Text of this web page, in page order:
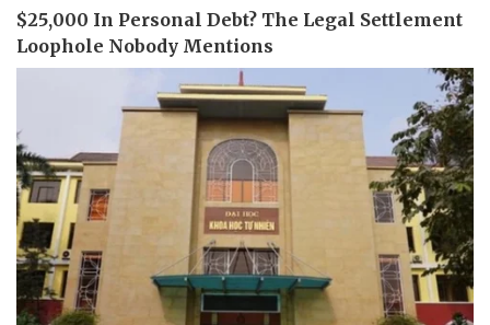
Doanh nghiệp
Thông tin doanh nghiệp
Doanh nghiệp 24h
Công nghệ
Sành điệu
Tin Công nghệ